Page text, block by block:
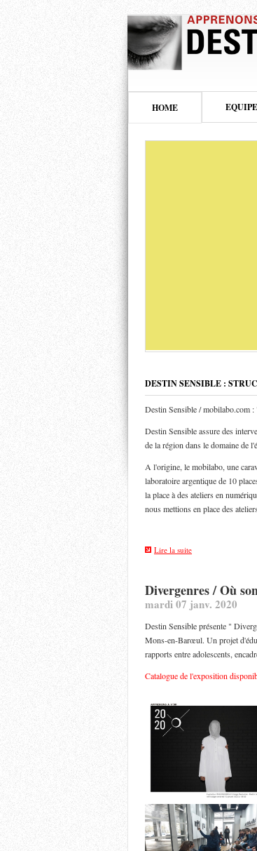
HOME EQUIPE
DESTIN SENSIBLE :
Destin Sensible / mobilabo.com
Destin Sensible assure des
de la région dans le domaine de
A l'origine, le mobilabo, une
laboratoire argentique de 10
la place à des ateliers en
nous mettions en place des
Lire la suite
Divergenres / Où
mardi 07 janv. 2020
Destin Sensible présente "
Mons-en-Barœul. Un projet
rapports entre adolescents,
Catalogue de l'exposition